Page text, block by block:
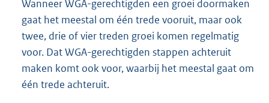
Wanneer WGA-gerechtigden een groei doormaken
gaat het meestal om één trede vooruit, maar ook
twee, drie of vier treden groei komen regelmatig
voor. Dat WGA-gerechtigden stappen achteruit
maken komt ook voor, waarbij het meestal gaat om
één trede achteruit.